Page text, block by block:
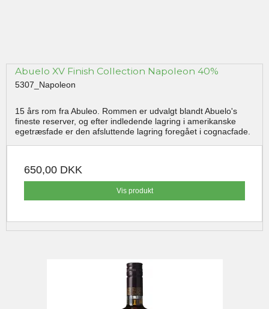
Abuelo XV Finish Collection Napoleon 40%
5307_Napoleon
15 års rom fra Abuleo. Rommen er udvalgt blandt Abuelo's
fineste reserver, og efter indledende lagring i amerikanske
egetræsfade er den afsluttende lagring foregået i cognacfade.
650,00 DKK
Vis produkt